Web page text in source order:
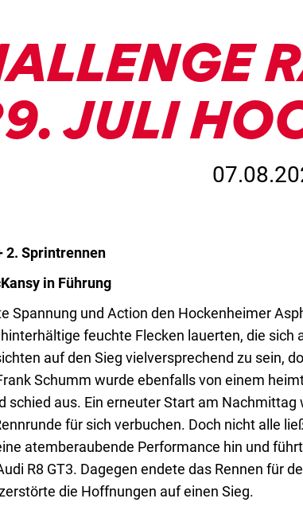
JULI
2. Sprintrennen
in Führung
Spannung und Action den Hockenheimer
feuchte Flecken lauerten, die
auf den Sieg vielversprechend zu sein,
Schumm wurde ebenfalls von einem
schied aus. Ein erneuter Start am
für sich verbuchen. Doch nicht alle
atemberaubende Performance hin und
R8 GT3. Dagegen endete das Rennen für
die Hoffnungen auf einen Sieg.